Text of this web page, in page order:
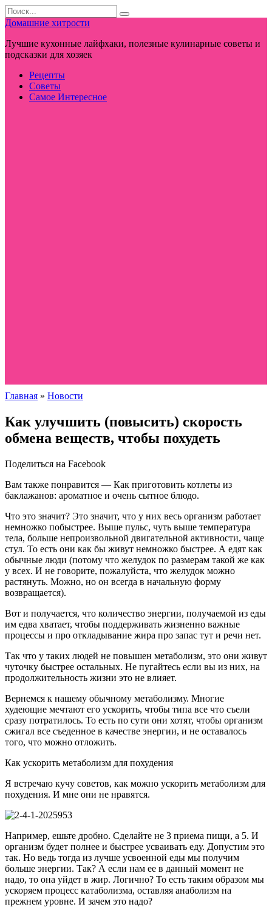
Перейти
к
контенту
Search
for:
Домашние хитрости
Лучшие кухонные лайфхаки, полезные кулинарные советы и
подсказки для хозяек
Рецепты
Советы
Самое Интересное
Главная » Новости
Как улучшить (повысить) скорость
обмена веществ, чтобы похудеть
Поделиться на Facebook
Вам также понравится — Как приготовить котлеты из
баклажанов: ароматное и очень сытное блюдо.
Что это значит? Это значит, что у них весь организм работает
немножко побыстрее. Выше пульс, чуть выше температура
тела, больше непроизвольной двигательной активности, чаще
стул. То есть они как бы живут немножко быстрее. А едят как
обычные люди (потому что желудок по размерам такой же как
у всех. И не говорите, пожалуйста, что желудок можно
растянуть. Можно, но он всегда в начальную форму
возвращается).
Вот и получается, что количество энергии, получаемой из еды
им едва хватает, чтобы поддерживать жизненно важные
процессы и про откладывание жира про запас тут и речи нет.
Так что у таких людей не повышен метаболизм, это они живут
чуточку быстрее остальных. Не пугайтесь если вы из них, на
продолжительность жизни это не влияет.
Вернемся к нашему обычному метаболизму. Многие
худеющие мечтают его ускорить, чтобы типа все что съели
сразу потратилось. То есть по сути они хотят, чтобы организм
сжигал все съеденное в качестве энергии, и не оставалось
того, что можно отложить.
Как ускорить метаболизм для похудения
Я встречаю кучу советов, как можно ускорить метаболизм для
похудения. И мне они не нравятся.
Например, ешьте дробно. Сделайте не 3 приема пищи, а 5. И
организм будет полнее и быстрее усваивать еду. Допустим это
так. Но ведь тогда из лучше усвоенной еды мы получим
больше энергии. Так? А если нам ее в данный момент не
надо, то она уйдет в жир. Логично? То есть таким образом мы
ускоряем процесс катаболизма, оставляя анаболизм на
прежнем уровне. И зачем это надо?